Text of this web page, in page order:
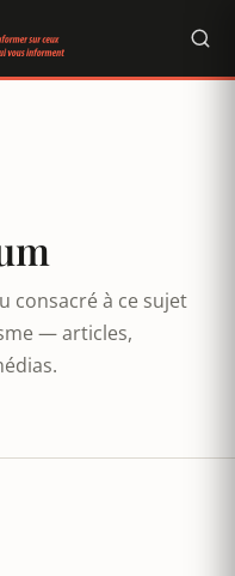
consacré à ce sujet
— articles,